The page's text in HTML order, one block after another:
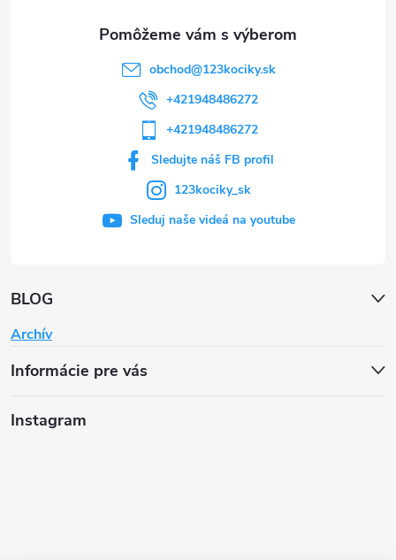
BLOG
Archív
Informácie pre vás
obchod@123kociky.sk
+421948486272
+421948486272
Sledujte náš FB profil
123kociky_sk
Sleduj naše videá na youtube
Instagram